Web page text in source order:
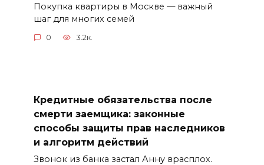
Покупка квартиры в Москве — важный
шаг для многих семей
0 3.2к.
Кредитные обязательства после
смерти заемщика: законные
способы защиты прав наследников
и алгоритм действий
Звонок из банка застал Анну врасплох.